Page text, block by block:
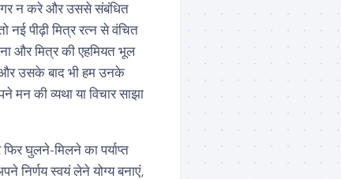
न करे और उससे संबंधित
नई पीढ़ी मित्र रत्न से वंचित
और मित्र की एहमियत भूल
उसके बाद भी हम उनके
मन की व्यथा या विचार साझा
फिर घुलने-मिलने का पर्याप्त
निर्णय स्वयं लेने योग्य बनाएं,